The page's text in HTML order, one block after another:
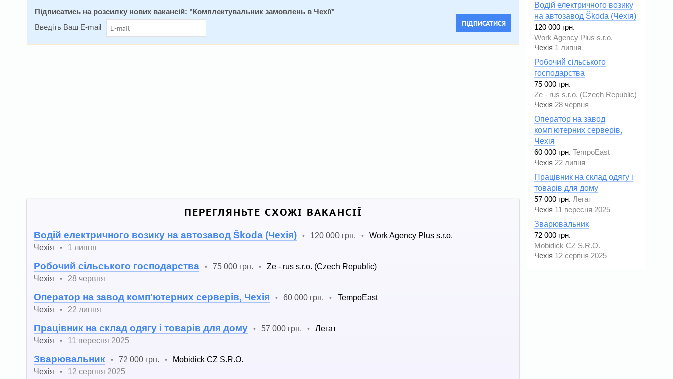
Підписатись на розсилку нових вакансій: " Комплектувальник замовлень в Чехії"
Введіть Ваш E-mail
ПІДПИСАТИСЯ
ПЕРЕГЛЯНЬТЕ СХОЖІ ВАКАНСІЇ
Водій електричного возику на автозавод Škoda (Чехія) • 120 000 грн. •
Work Agency Plus s.r.o.
Чехія
• 1 липня
Робочий сільського господарства • 75 000 грн. •
Ze - rus s.r.o. (Czech Republic)
Чехія
• 28 червня
Оператор на завод комп'ютерних серверів, Чехія • 60 000 грн. •
TempoEast
Чехія
• 22 липня
Працівник на склад одягу і товарів для дому • 57 000 грн. •
Легат
Чехія
• 11 вересня 2025
Зварювальник • 72 000 грн. •
Mobidick CZ S.R.O.
Чехія
•
12 серпня 2025
Водій електричного возику
на автозавод Škoda (Чехія)
120 000 грн.
Work Agency Plus s.r.o.
Чехія 1 липня
Робочий сільського
господарства
75 000 грн.
Ze - rus s.r.o. (Czech Republic)
Чехія 28 червня
Оператор на завод
комп'ютерних серверів,
Чехія
60 000 грн. TempoEast
Чехія 22 липня
Працівник на склад одягу і
товарів для дому
57 000 грн. Легат
Чехія 11 вересня 2025
Зварювальник
72 000 грн.
Mobidick CZ S.R.O.
Чехія 12 серпня 2025